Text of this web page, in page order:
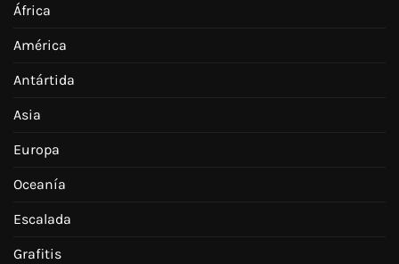
África
América
Antártida
Asia
Europa
Oceanía
Escalada
Grafitis